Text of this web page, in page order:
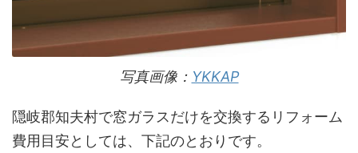
写真画像： YKKAP
隠岐郡知夫村で窓ガラスだけを交換するリフォーム
費用目安としては、下記のとおりです。